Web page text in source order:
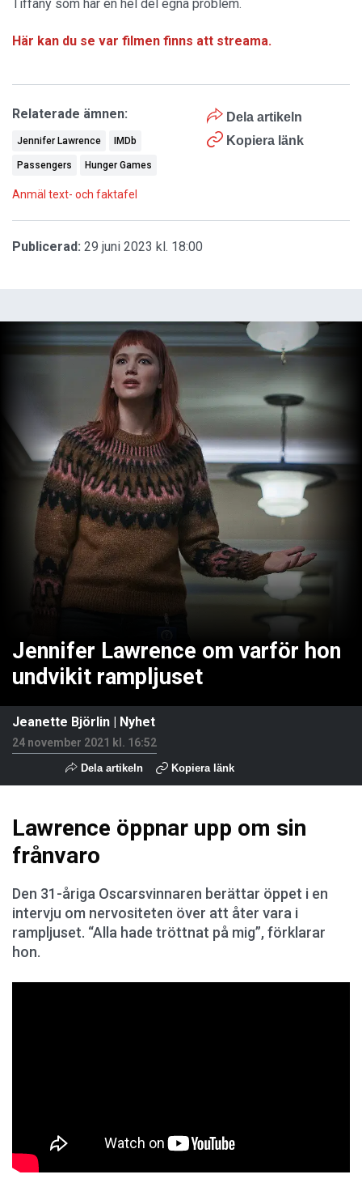
Tiffany som har en hel del egna problem.
Här kan du se var filmen finns att streama.
Dela artikeln
Kopiera länk
Relaterade ämnen:
Jennifer Lawrence IMDb
Passengers Hunger Games
Anmäl text- och faktafel
Publicerad: 29 juni 2023 kl. 18:00
Jennifer Lawrence om varför hon
undvikit rampljuset
Jeanette Björlin | Nyhet
24 november 2021 kl. 16:52
Dela artikeln Kopiera länk
Lawrence öppnar upp om sin
frånvaro
Den 31-åriga Oscarsvinnaren berättar öppet i en
intervju om nervositeten över att åter vara i
rampljuset. “Alla hade tröttnat på mig”, förklarar
hon.